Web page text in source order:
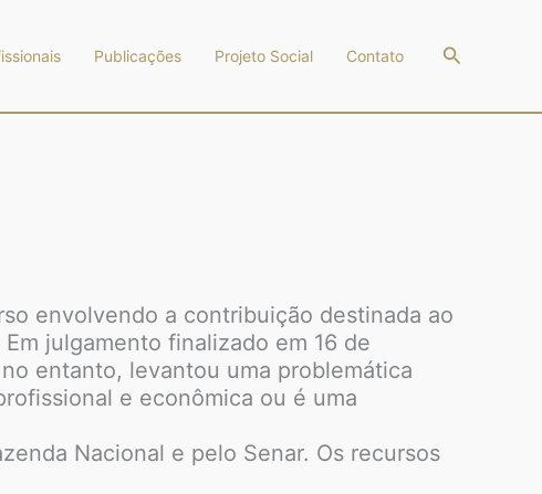
Publicações Projeto Social Contato Pesquisar
envolvendo a contribuição destinada ao
julgamento finalizado em 16 de
entanto, levantou uma problemática
e econômica ou é uma
Nacional e pelo Senar. Os recursos